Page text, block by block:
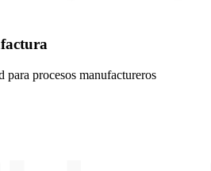
para procesos manufactureros